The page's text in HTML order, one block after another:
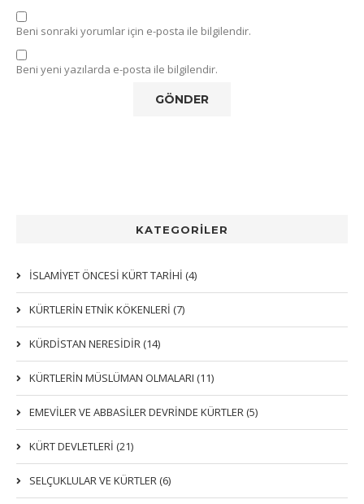
Beni sonraki yorumlar için e-posta ile bilgilendir.
Beni yeni yazılarda e-posta ile bilgilendir.
KATEGORİLER
İSLAMİYET ÖNCESİ KÜRT TARİHİ (4)
KÜRTLERIN ETNIK KÖKENLERI (7)
KÜRDİSTAN NERESİDİR (14)
KÜRTLERİN MÜSLÜMAN OLMALARI (11)
EMEVİLER VE ABBASİLER DEVRİNDE KÜRTLER (5)
KÜRT DEVLETLERİ (21)
SELÇUKLULAR VE KÜRTLER (6)